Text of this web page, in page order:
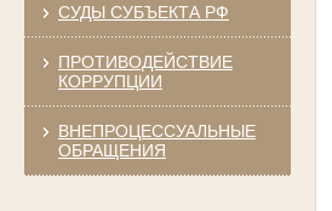
СУДЫ СУБЪЕКТА РФ
ПРОТИВОДЕЙСТВИЕ
КОРРУПЦИИ
ВНЕПРОЦЕССУАЛЬНЫЕ
ОБРАЩЕНИЯ